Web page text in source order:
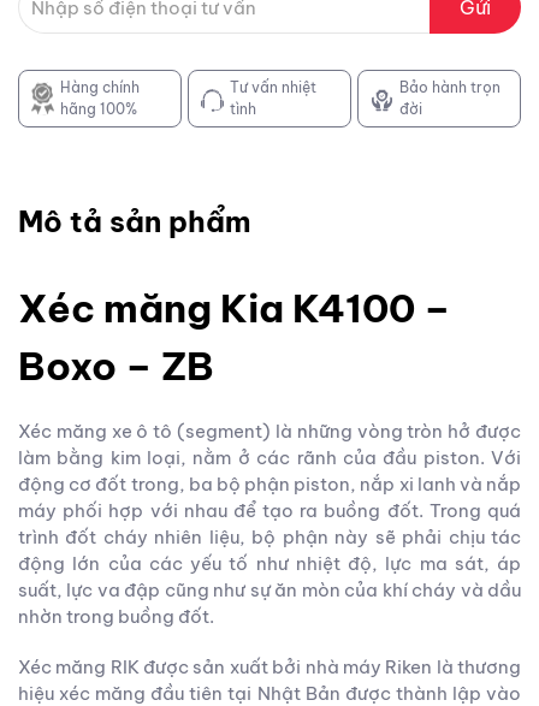
Gửi
Hàng chính
hãng 100%
Tư vấn nhiệt
tình
Bảo hành trọn
đời
Mô tả sản phẩm
Xéc măng Kia K4100 –
Boxo – ZB
Xéc măng xe ô tô (segment) là những vòng tròn hở được
làm bằng kim loại, nằm ở các rãnh của đầu piston. Với
động cơ đốt trong, ba bộ phận piston, nắp xi lanh và nắp
máy phối hợp với nhau để tạo ra buồng đốt. Trong quá
trình đốt cháy nhiên liệu, bộ phận này sẽ phải chịu tác
động lớn của các yếu tố như nhiệt độ, lực ma sát, áp
suất, lực va đập cũng như sự ăn mòn của khí cháy và dầu
nhờn trong buồng đốt.
Xéc măng RIK được sản xuất bởi nhà máy Riken là thương
hiệu xéc măng đầu tiên tại Nhật Bản được thành lập vào